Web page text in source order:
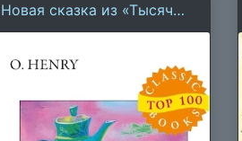
Новая сказка из «Тысячи
и одной ночи»